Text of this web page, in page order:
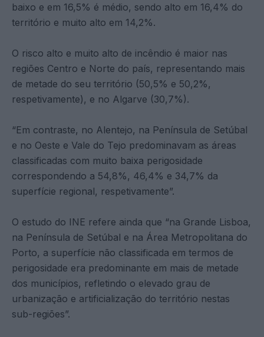
baixo e em 16,5% é médio, sendo alto em 16,4% do
território e muito alto em 14,2%.
O risco alto e muito alto de incêndio é maior nas
regiões Centro e Norte do país, representando mais
de metade do seu território (50,5% e 50,2%,
respetivamente), e no Algarve (30,7%).
“Em contraste, no Alentejo, na Península de Setúbal
e no Oeste e Vale do Tejo predominavam as áreas
classificadas com muito baixa perigosidade
correspondendo a 54,8%, 46,4% e 34,7% da
superfície regional, respetivamente”.
O estudo do INE refere ainda que “na Grande Lisboa,
na Península de Setúbal e na Área Metropolitana do
Porto, a superfície não classificada em termos de
perigosidade era predominante em mais de metade
dos municípios, refletindo o elevado grau de
urbanização e artificialização do território nestas
sub-regiões”.